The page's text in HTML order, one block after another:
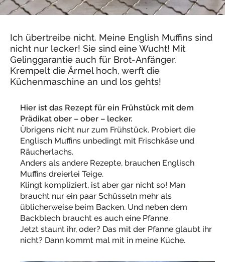
Ich übertreibe nicht. Meine English Muffins sind
nicht nur lecker! Sie sind eine Wucht! Mit
Gelinggarantie auch für Brot-Anfänger.
Krempelt die Ärmel hoch, werft die
Küchenmaschine an und los gehts!
Hier ist das Rezept für ein Frühstück mit dem
Prädikat ober – ober – lecker.
Übrigens nicht nur zum Frühstück. Probiert die
Englisch Muffins unbedingt mit Frischkäse und
Räucherlachs.
Anders als andere Rezepte, brauchen Englisch
Muffins dreierlei Teige.
Klingt kompliziert, ist aber gar nicht so! Man
braucht nur ein paar Schüsseln mehr als
üblicherweise beim Backen. Und neben dem
Backblech braucht es auch eine Pfanne.
Jetzt staunt ihr, oder? Das mit der Pfanne glaubt ihr
nicht? Dann kommt mal mit in meine Küche.